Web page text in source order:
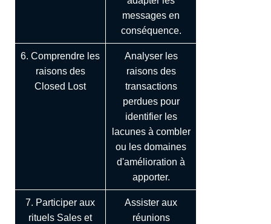
messages en
conséquence.
6. Comprendre les
raisons des
Closed Lost
Analyser les
raisons des
transactions
perdues pour
identifier les
lacunes à combler
ou les domaines
d'amélioration à
apporter.
7. Participer aux
rituels Sales et
Assister aux
réunions